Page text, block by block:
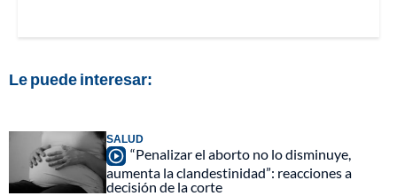
Le puede interesar:
SALUD
“Penalizar el aborto no lo disminuye,
aumenta la clandestinidad”: reacciones a
decisión de la corte